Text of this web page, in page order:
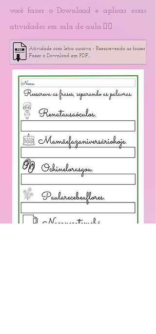
você fazer o Download e aplicar essas
atividades em sala de aula.👇🏻